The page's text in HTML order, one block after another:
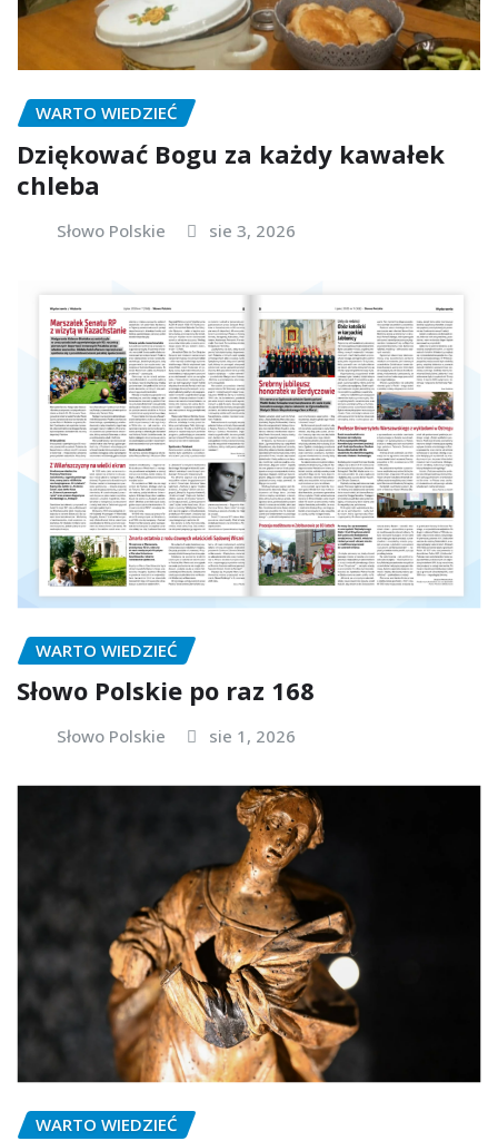
WARTO WIEDZIEĆ
Dziękować Bogu za każdy kawałek
chleba
Słowo Polskie sie 3, 2026
WARTO WIEDZIEĆ
Słowo Polskie po raz 168
Słowo Polskie sie 1, 2026
WARTO WIEDZIEĆ